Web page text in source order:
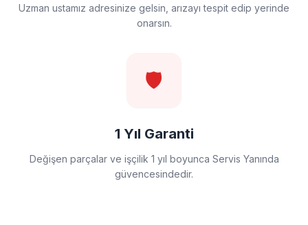
Uzman ustamız adresinize gelsin, arızayı tespit edip yerinde
onarsın.
🛡️
1 Yıl Garanti
Değişen parçalar ve işçilik 1 yıl boyunca Servis Yanında
güvencesindedir.